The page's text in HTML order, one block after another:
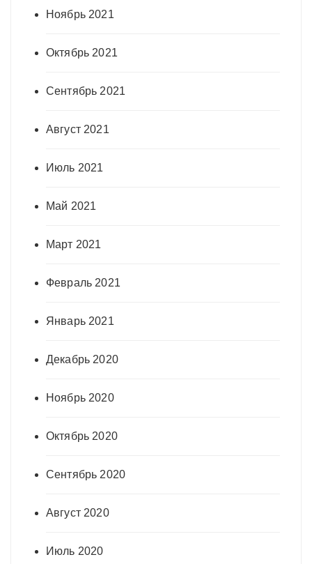
Ноябрь 2021
Октябрь 2021
Сентябрь 2021
Август 2021
Июль 2021
Май 2021
Март 2021
Февраль 2021
Январь 2021
Декабрь 2020
Ноябрь 2020
Октябрь 2020
Сентябрь 2020
Август 2020
Июль 2020